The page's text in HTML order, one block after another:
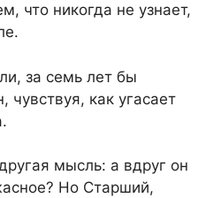
что никогда не узнает,
за семь лет бы
как угасает
мысль: а вдруг он
Но Старший,